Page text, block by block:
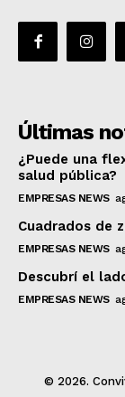
Últimas
¿Puede una
salud pública?
EMPRESAS NEWS
Cuadrados de
EMPRESAS NEWS
Descubrí el
EMPRESAS NEWS
© 2026.